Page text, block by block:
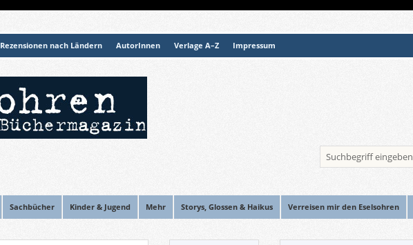
Rezensionen nach Ländern AutorInnen Verlage A–Z Impressum
Sachbücher Kinder & Jugend Mehr Storys, Glossen & Haikus Verreisen mir den Eselsohren